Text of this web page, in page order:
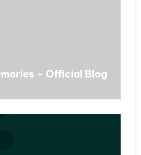
– Official Blog